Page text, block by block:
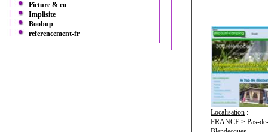
Picture & co
Implisite
Boobup
referencement-fr
Localisation :
FRANCE > Pas-